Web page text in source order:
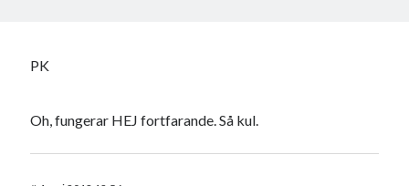
PK
Oh, fungerar HEJ fortfarande. Så kul.